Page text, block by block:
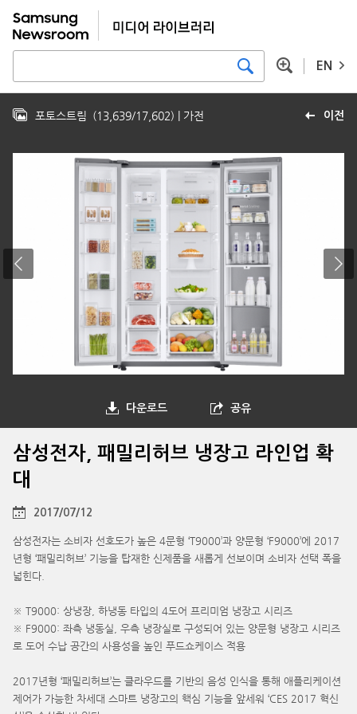
EN
이전
포토스트림 (13,639/17,602) | 가전
다운로드 공유
삼성전자, 패밀리허브 냉장고 라인업 확
대
2017/07/12
삼성전자는 소비자 선호도가 높은 4문형 ‘T9000’과 양문형 ‘F9000’에 2017
년형 ‘패밀리허브’ 기능을 탑재한 신제품을 새롭게 선보이며 소비자 선택 폭을
넓힌다.
※ T9000: 상냉장, 하냉동 타입의 4도어 프리미엄 냉장고 시리즈
※ F9000: 좌측 냉동실, 우측 냉장실로 구성되어 있는 양문형 냉장고 시리즈
로 도어 수납 공간의 사용성을 높인 푸드쇼케이스 적용
2017년형 ‘패밀리허브’는 클라우드를 기반의 음성 인식을 통해 애플리케이션
제어가 가능한 차세대 스마트 냉장고의 핵심 기능을 앞세워 ‘CES 2017 혁신